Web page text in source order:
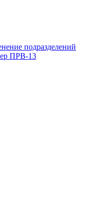
подразделений
ПРВ-13